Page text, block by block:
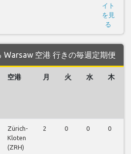
イト
を見
る
Warsaw 空港 行きの毎週定期便
空港 月 火 水 木
Zürich-
Kloten
(ZRH)
2 0 0 0